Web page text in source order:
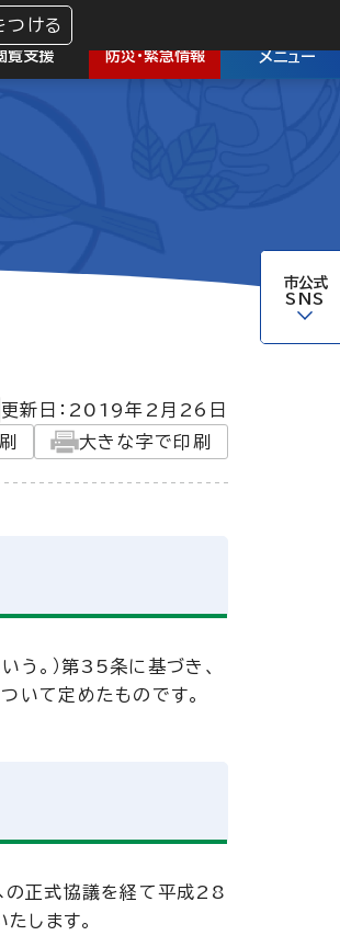
つける
覧支援 防災・緊急情報 メニュー
市公式
SNS
更新日： 2019年2月26日
大きな字で印刷
。）第35条に基づき、
いて定めたものです。
の正式協議を経て平成28
します。